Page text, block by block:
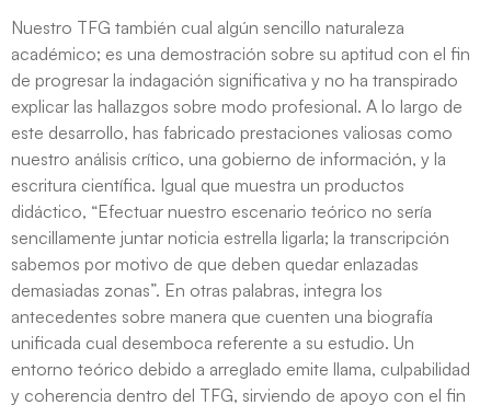
Nuestro TFG también cual algún sencillo naturaleza
académico; es una demostración sobre su aptitud con el fin
de progresar la indagación significativa y no ha transpirado
explicar las hallazgos sobre modo profesional. A lo largo de
este desarrollo, has fabricado prestaciones valiosas como
nuestro análisis crítico, una gobierno de información, y la
escritura científica. Igual que muestra un productos
didáctico, “Efectuar nuestro escenario teórico no serí­a
sencillamente juntar noticia estrella ligarla; la transcripción
sabemos por motivo de que deben quedar enlazadas
demasiadas zonas”. En otras palabras, integra los
antecedentes sobre manera que cuenten una biografía
unificada cual desemboca referente a su estudio. Un
entorno teórico debido a arreglado emite llama, culpabilidad
y coherencia dentro del TFG, sirviendo de apoyo con el fin